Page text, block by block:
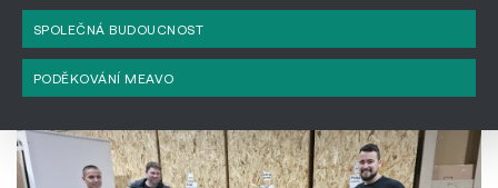
SPOLEČNÁ BUDOUCNOST
PODĚKOVÁNÍ MEAVO